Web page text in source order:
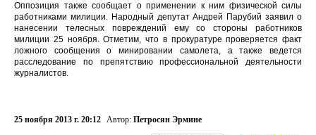
Оппозиция также сообщает о применении к ним физической силы
работниками милиции. Народный депутат Андрей Парубий заявил о
нанесении телесных повреждений ему со стороны работников
милиции 25 ноября. Отметим, что в прокуратуре проверяется факт
ложного сообщения о минировании самолета, а также ведется
расследование по препятствию профессиональной деятельности
журналистов.
25 ноября 2013 г. 20:12 Автор: Петросян Эрмине